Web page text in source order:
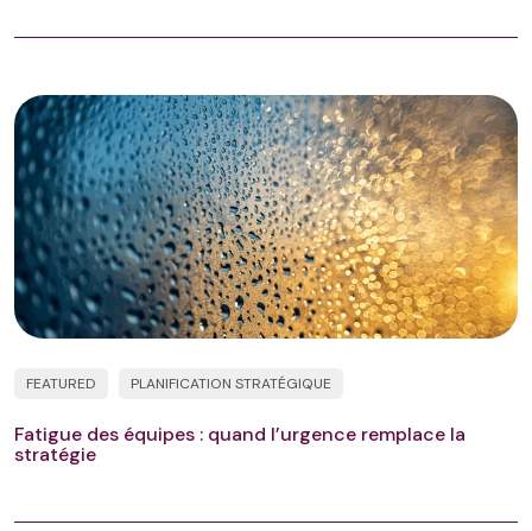
FEATURED PLANIFICATION STRATÉGIQUE
Fatigue des équipes : quand l’urgence remplace la
stratégie